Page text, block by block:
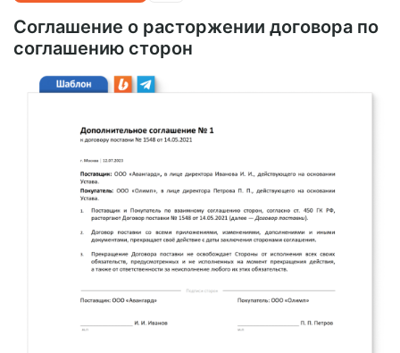
Соглашение о расторжении договора по
соглашению сторон